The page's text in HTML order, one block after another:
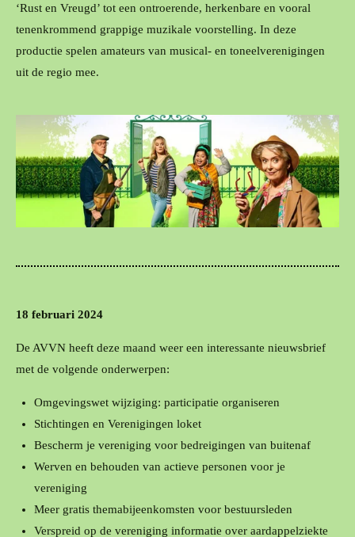
‘Rust en Vreugd’ tot een ontroerende, herkenbare en vooral
tenenkrommend grappige muzikale voorstelling. In deze
productie spelen amateurs van musical- en toneelverenigingen
uit de regio mee.
18 februari 2024
De AVVN heeft deze maand weer een interessante nieuwsbrief
met de volgende onderwerpen:
Omgevingswet wijziging: participatie organiseren
Stichtingen en Verenigingen loket
Bescherm je vereniging voor bedreigingen van buitenaf
Werven en behouden van actieve personen voor je
vereniging
Meer gratis themabijeenkomsten voor bestuursleden
Verspreid op de vereniging informatie over aardappelziekte